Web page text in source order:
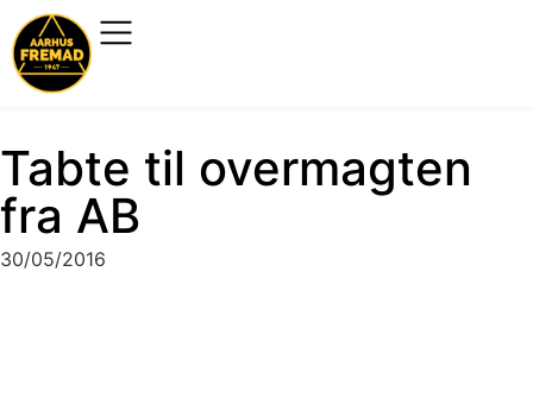
Tabte til overmagten
fra AB
30/05/2016